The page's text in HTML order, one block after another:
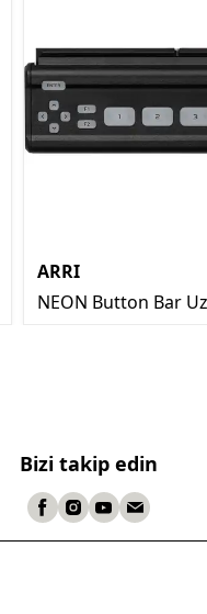
ARRI
NEON Button Bar
Bizi takip edin